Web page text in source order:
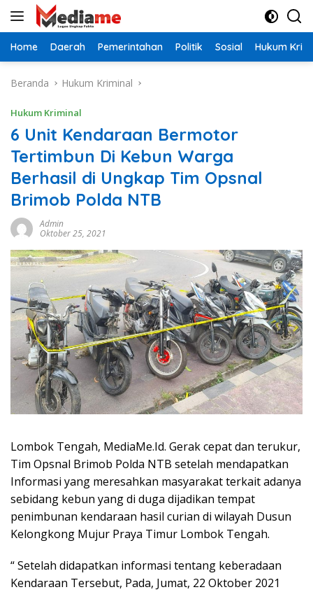
Langsung
Home Daerah Pemerintahan Politik Sosial Hukum
Beranda Hukum Kriminal
Hukum Kriminal
6 Unit Kendaraan Bermotor
Tertimbun Di Kebun Warga
Berhasil di Ungkap Tim Opsnal
Brimob Polda NTB
Admin
Oktober 25, 2021
Lombok Tengah, MediaMe.Id. Gerak cepat dan terukur,
Tim Opsnal Brimob Polda NTB setelah mendapatkan
Informasi yang meresahkan masyarakat terkait adanya
sebidang kebun yang di duga dijadikan tempat
penimbunan kendaraan hasil curian di wilayah Dusun
Kelongkong Mujur Praya Timur Lombok Tengah.
“ Setelah didapatkan informasi tentang keberadaan
Kendaraan Tersebut, Pada, Jumat, 22 Oktober 2021